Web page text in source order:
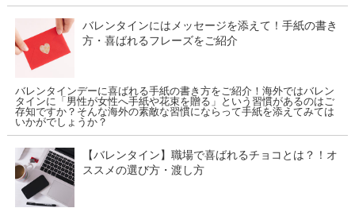
バレンタインにはメッセージを添えて！手紙の書き
方・喜ばれるフレーズをご紹介
バレンタインデーに喜ばれる手紙の書き方をご紹介！海外ではバレン
タインに「男性が女性へ手紙や花束を贈る」という習慣があるのはご
存知ですか？そんな海外の素敵な習慣にならって手紙を添えてみては
いかがでしょうか？
【バレンタイン】職場で喜ばれるチョコとは？！オ
ススメの選び方・渡し方